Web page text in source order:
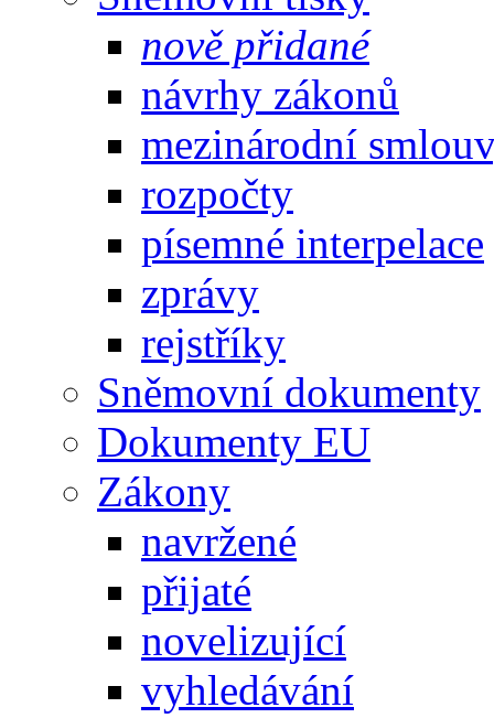
nově přidané
návrhy zákonů
mezinárodní
rozpočty
písemné interpelace
zprávy
rejstříky
Sněmovní dokumenty
Dokumenty EU
Zákony
navržené
přijaté
novelizující
vyhledávání